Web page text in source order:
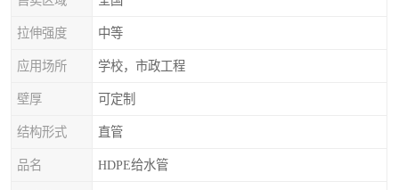
拉伸强度 中等
应用场所 学校，市政工程
壁厚 可定制
结构形式 直管
品名 HDPE给水管